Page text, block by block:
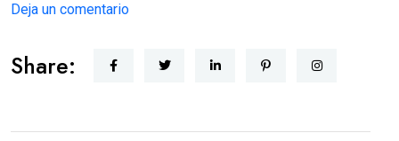
Deja un comentario
Share: